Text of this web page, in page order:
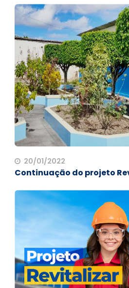
20/01/2022
Continuação do projeto